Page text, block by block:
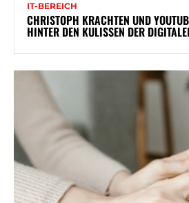
IT-BEREICH
CHRISTOPH KRACHTEN UND
HINTER DEN KULISSEN DER